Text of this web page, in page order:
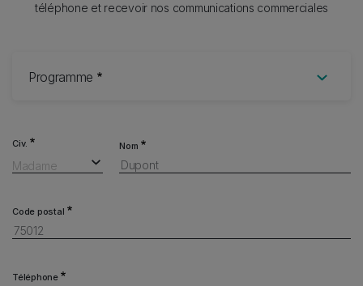
téléphone et recevoir nos communications commerciales
Programme
Civ.
Madame
Nom
Code postal
Téléphone